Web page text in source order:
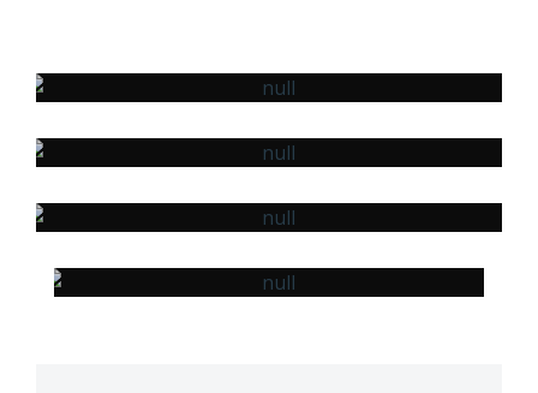
POUR MESSIEURS
POUR MESDAMES
POUR
BÉBÉS
LE DIY &